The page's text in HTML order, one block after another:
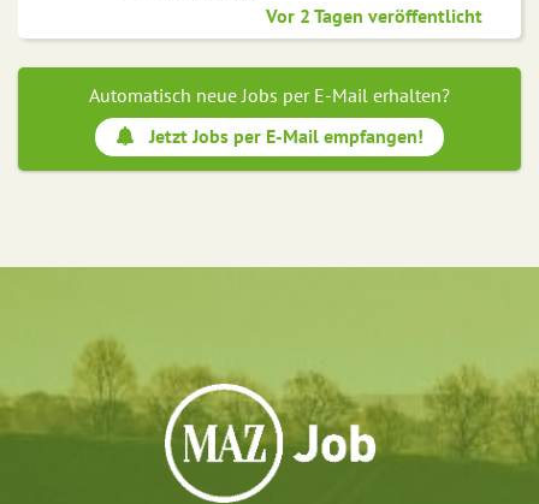
Vor 2 Tagen veröffentlicht
Automatisch neue Jobs per E-Mail erhalten?
Jetzt Jobs per E-Mail empfangen!